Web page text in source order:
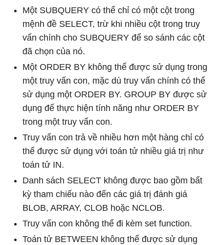
Một SUBQUERY có thể chỉ có một cột trong
mệnh đề SELECT, trừ khi nhiều cột trong truy
vấn chính cho SUBQUERY để so sánh các cột
đã chọn của nó.
Một ORDER BY không thể được sử dụng trong
một truy vấn con, mặc dù truy vấn chính có thể
sử dụng một ORDER BY. GROUP BY được sử
dụng để thực hiện tính năng như ORDER BY
trong một truy vấn con.
Truy vấn con trả về nhiều hơn một hàng chỉ có
thể được sử dụng với toán tử nhiều giá trị như
toán tử IN.
Danh sách SELECT không được bao gồm bất
kỳ tham chiếu nào đến các giá trị đánh giá
BLOB, ARRAY, CLOB hoặc NCLOB.
Truy vấn con không thể đi kèm set function.
Toán tử BETWEEN không thể được sử dụng